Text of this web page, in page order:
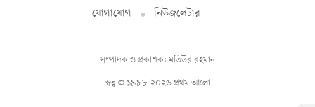
যোগাযোগ
নিউজলেটার
স্বত্ব © ১৯৯৮-২০২৬ প্রথম আলো
সম্পাদক ও প্রকাশক: মতিউর রহমান